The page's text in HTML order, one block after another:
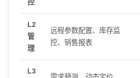
控
L2
管
理
远程参数配置、库存监
控、销售报表
L3